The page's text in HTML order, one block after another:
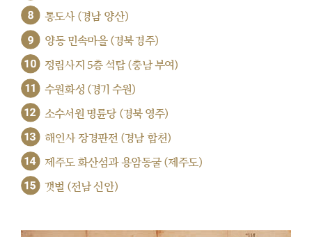
8 통도사 (경남 양산)
9 양동 민속마을 (경북 경주)
10 정림사지 5층 석탑 (충남 부여)
11 수원화성 (경기 수원)
12 소수서원 명륜당 (경북 영주)
13 해인사 장경판전 (경남 합천)
14 제주도 화산섬과 용암동굴 (제주도)
15 갯벌 (전남 신안)